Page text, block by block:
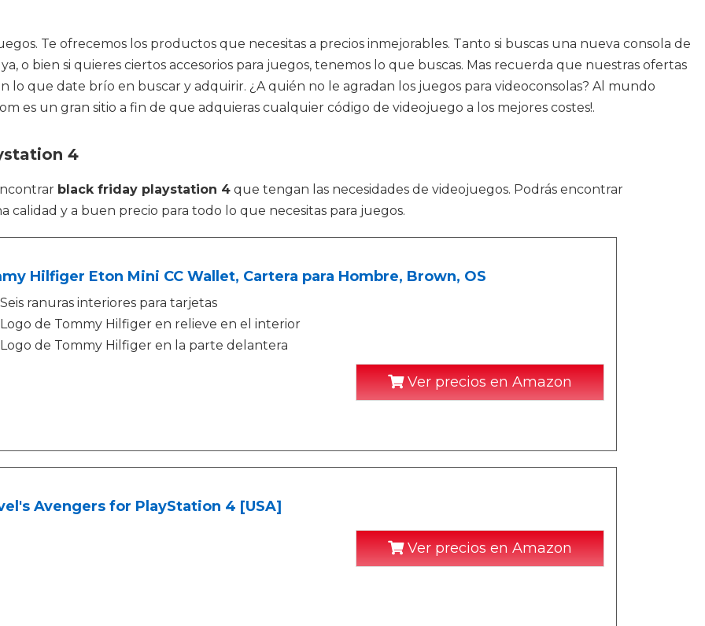
Te ofrecemos los productos que necesitas a precios inmejorables. Tanto si buscas una nueva consola de
o bien si quieres ciertos accesorios para juegos, tenemos lo que buscas. Mas recuerda que nuestras ofertas
que date brío en buscar y adquirir. ¿A quién no le agradan los juegos para videoconsolas? Al mundo
es un gran sitio a fin de que adquieras cualquier código de videojuego a los mejores costes!.
4
black friday playstation 4 que tengan las necesidades de videojuegos. Podrás encontrar
y a buen precio para todo lo que necesitas para juegos.
Hilfiger Eton Mini CC Wallet, Cartera para Hombre, Brown, OS
Seis ranuras interiores para tarjetas
Logo de Tommy Hilfiger en relieve en el interior
Logo de Tommy Hilfiger en la parte delantera
Ver precios en Amazon
Avengers for PlayStation 4 [USA]
Ver precios en Amazon